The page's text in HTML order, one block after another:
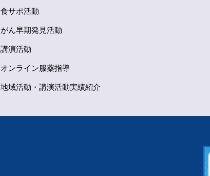
食サポ活動
がん早期発見活動
講演活動
オンライン服薬指導
地域活動・講演活動実績紹介